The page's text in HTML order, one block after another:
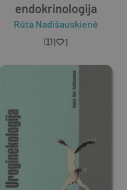
endokrinologija
Rūta Nadišauskienė
1 1